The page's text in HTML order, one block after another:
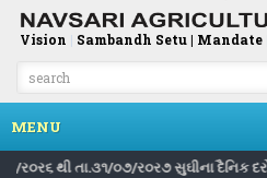
Vision | Sambandh Setu | Mandate|
MENU
થી તા.૩૧/૦૭/ર૦ર૭ સુઘીના દૈનિક દરો